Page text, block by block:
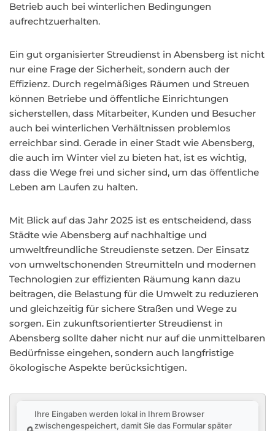
Betrieb auch bei winterlichen Bedingungen
aufrechtzuerhalten.
Ein gut organisierter Streudienst in Abensberg ist nicht
nur eine Frage der Sicherheit, sondern auch der
Effizienz. Durch regelmäßiges Räumen und Streuen
können Betriebe und öffentliche Einrichtungen
sicherstellen, dass Mitarbeiter, Kunden und Besucher
auch bei winterlichen Verhältnissen problemlos
erreichbar sind. Gerade in einer Stadt wie Abensberg,
die auch im Winter viel zu bieten hat, ist es wichtig,
dass die Wege frei und sicher sind, um das öffentliche
Leben am Laufen zu halten.
Mit Blick auf das Jahr 2025 ist es entscheidend, dass
Städte wie Abensberg auf nachhaltige und
umweltfreundliche Streudienste setzen. Der Einsatz
von umweltschonenden Streumitteln und modernen
Technologien zur effizienten Räumung kann dazu
beitragen, die Belastung für die Umwelt zu reduzieren
und gleichzeitig für sichere Straßen und Wege zu
sorgen. Ein zukunftsorientierter Streudienst in
Abensberg sollte daher nicht nur auf die unmittelbaren
Bedürfnisse eingehen, sondern auch langfristige
ökologische Aspekte berücksichtigen.
Ihre Eingaben werden lokal in Ihrem Browser
zwischengespeichert, damit Sie das Formular später